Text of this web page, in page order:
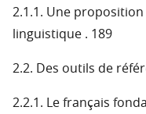
2.1.1. Une
linguistique . 189
2.2. Des outils de
2.2.1. Le français